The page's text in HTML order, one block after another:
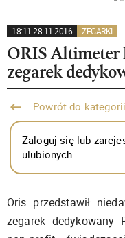
18:11 28.11.2016 ZEGARKI
ORIS Altimeter
zegarek
Powrót do kategorii
Zaloguj się lub
ulubionych
Oris przedstawił
zegarek dedykowany